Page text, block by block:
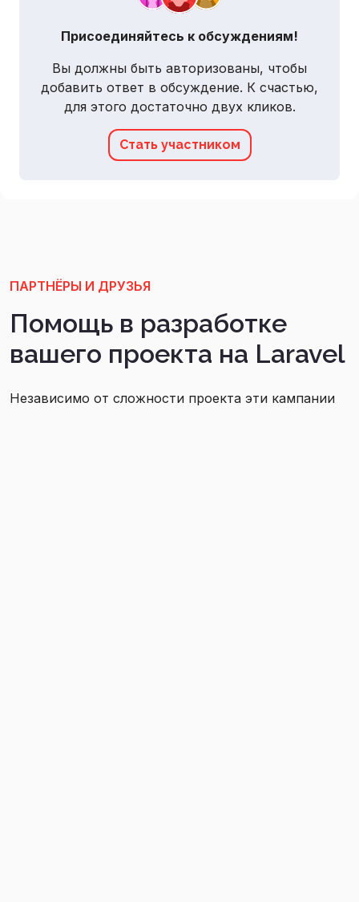
Присоединяйтесь к обсуждениям!
Вы должны быть авторизованы, чтобы
добавить ответ в обсуждение. К счастью,
для этого достаточно двух кликов.
Стать участником
ПАРТНЁРЫ И ДРУЗЬЯ
Помощь в разработке
вашего проекта на Laravel
Независимо от сложности проекта эти кампании